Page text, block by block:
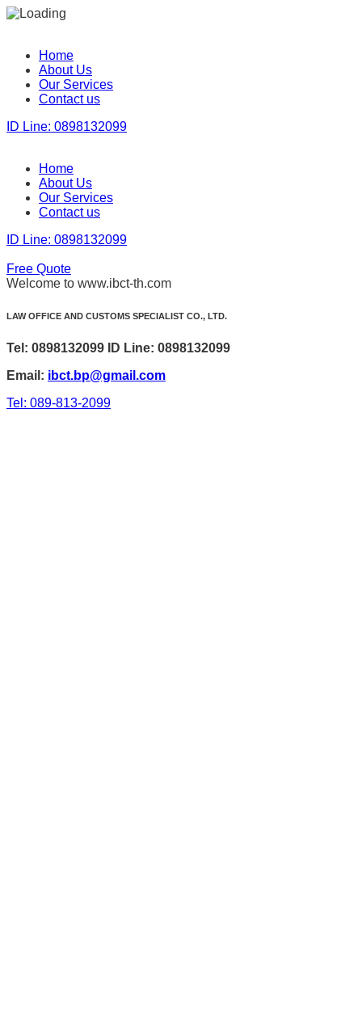
Home
About Us
Our Services
Contact us
ID Line: 0898132099
Home
About Us
Our Services
Contact us
ID Line: 0898132099
Free Quote
Welcome to www.ibct-th.com
LAW OFFICE AND CUSTOMS SPECIALIST CO., LTD.
Tel: 0898132099 ID Line: 0898132099
Email: ibct.bp@gmail.com
Tel: 089-813-2099